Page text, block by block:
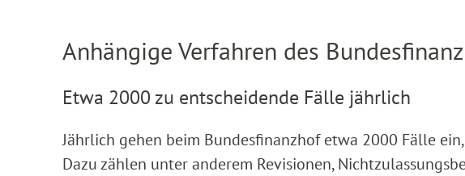
Anhängige Verfahren des
Etwa 2000 zu entscheidende Fälle jährlich
Jährlich gehen beim Bundesfinanzhof etwa 2000 Fälle
Dazu zählen unter anderem Revisionen,